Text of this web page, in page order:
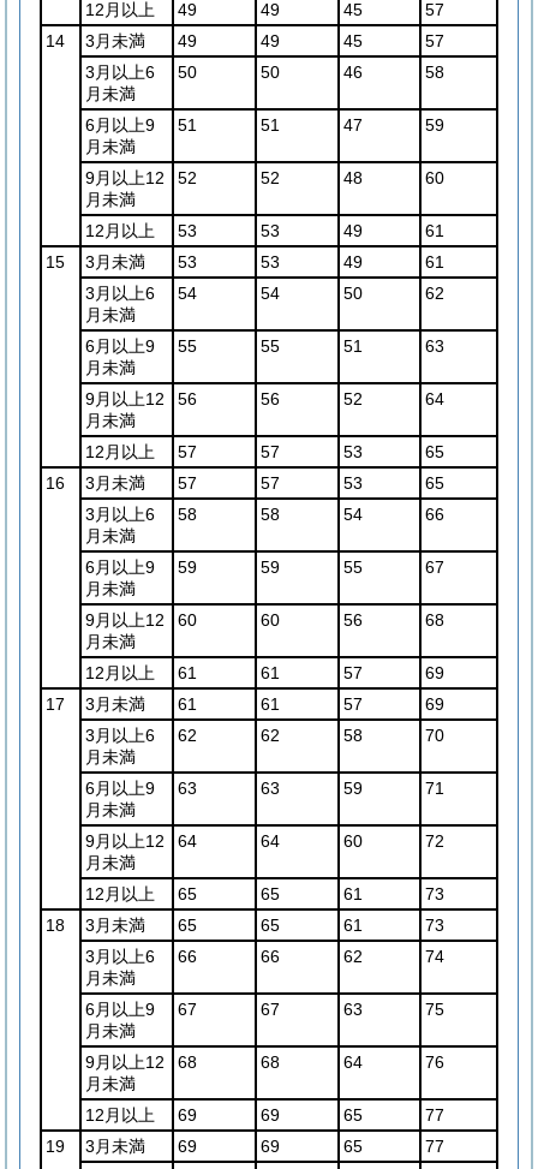
12月以上 49 49 45
57
14
3月未満 49 49 45
57
3月以上6
月未満
50 50 46 58
6月以上9
月未満
51 51 47 59
9月以上12
月未満
52 52 48 60
12月以上 53 53 49
61
15
3月未満 53 53 49
61
3月以上6
月未満
54 54 50 62
6月以上9
月未満
55 55 51 63
9月以上12
月未満
56 56 52 64
12月以上 57 57 53
65
16
3月未満 57 57 53
65
3月以上6
月未満
58 58 54 66
6月以上9
月未満
59 59 55 67
9月以上12
月未満
60 60 56 68
12月以上 61 61 57
69
17
3月未満 61 61 57
69
3月以上6
月未満
62 62 58 70
6月以上9
月未満
63 63 59 71
9月以上12
月未満
64 64 60 72
12月以上 65 65 61
73
18
3月未満 65 65 61
73
3月以上6
月未満
66 66 62 74
6月以上9
月未満
67 67 63 75
9月以上12
月未満
68 68 64 76
12月以上 69 69 65
77
19
3月未満 69 69 65
77